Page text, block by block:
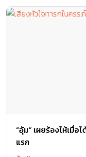
“อุ้ม” เผยร้องไห้เมื่อ
แรก